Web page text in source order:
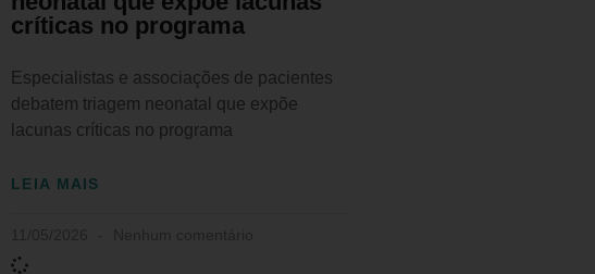
críticas no programa
Especialistas e associações de pacientes
debatem triagem neonatal que expõe
lacunas críticas no programa
LEIA MAIS